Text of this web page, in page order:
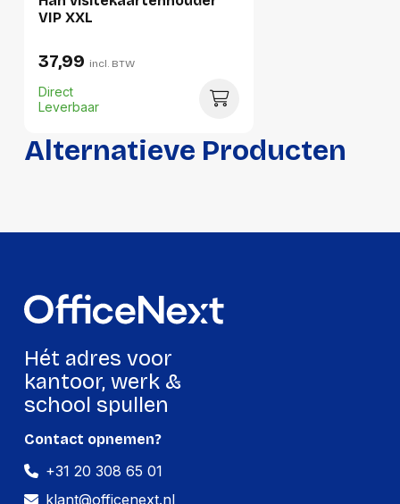
Alternatieve Producten
VIP XXL
37,99 incl. BTW
Direct
Leverbaar
Hét adres voor
kantoor, werk &
school spullen
Contact opnemen?
+31 20 308 65 01
klant@officenext.nl